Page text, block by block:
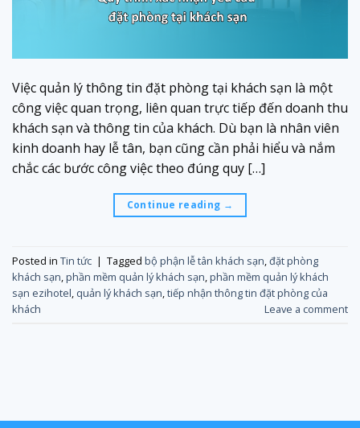
Việc quản lý thông tin đặt phòng tại khách sạn là một
công việc quan trọng, liên quan trực tiếp đến doanh thu
khách sạn và thông tin của khách. Dù bạn là nhân viên
kinh doanh hay lễ tân, bạn cũng cần phải hiểu và nắm
chắc các bước công việc theo đúng quy […]
Continue reading →
Posted in Tin tức | Tagged bộ phận lễ tân khách sạn đặt phòng
khách sạn phần mềm quản lý khách sạn phần mềm quản lý khách
sạn ezihotel quản lý khách sạn tiếp nhận thông tin đặt phòng của
khách
Leave a comment